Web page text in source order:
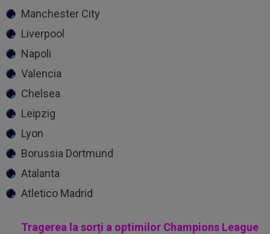
Manchester City
Liverpool
Napoli
Valencia
Chelsea
Leipzig
Lyon
Borussia Dortmund
Atalanta
Atletico Madrid
Tragerea la sorți a optimilor Champions League